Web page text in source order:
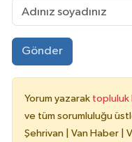
Gönder
Yorum yazarak topluluk
ve tüm sorumluluğu
Şehrivan | Van Haber |